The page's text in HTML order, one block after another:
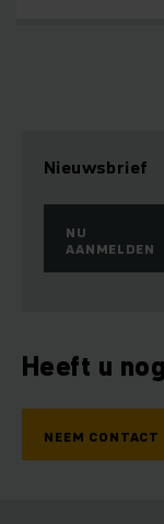
Nieuwsbrief
NU
AANMELDEN
Heeft u
NEEM